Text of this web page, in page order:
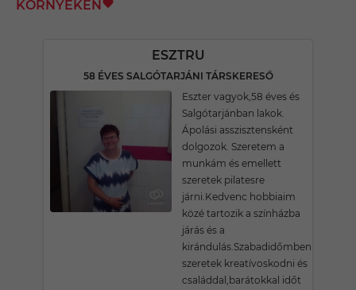
KÖRNYÉKÉN
ESZTRU
58 ÉVES SALGÓTARJÁNI TÁRSKERESŐ
Eszter vagyok,58 éves és
Salgótarjánban lakok.
Ápolási asszisztensként
dolgozok. Szeretem a
munkám és emellett
szeretek pilatesre
járni.Kedvenc hobbiaim
közé tartozik a színházba
járás és a
kirándulás.Szabadidőmben
szeretek kreatívoskodni és
családdal,barátokkal időt